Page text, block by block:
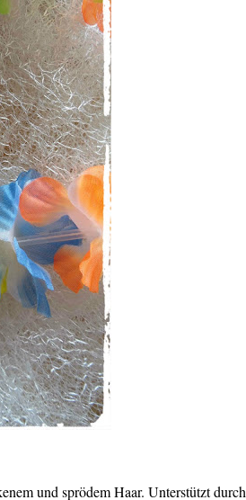
und sprödem Haar. Unterstützt durch